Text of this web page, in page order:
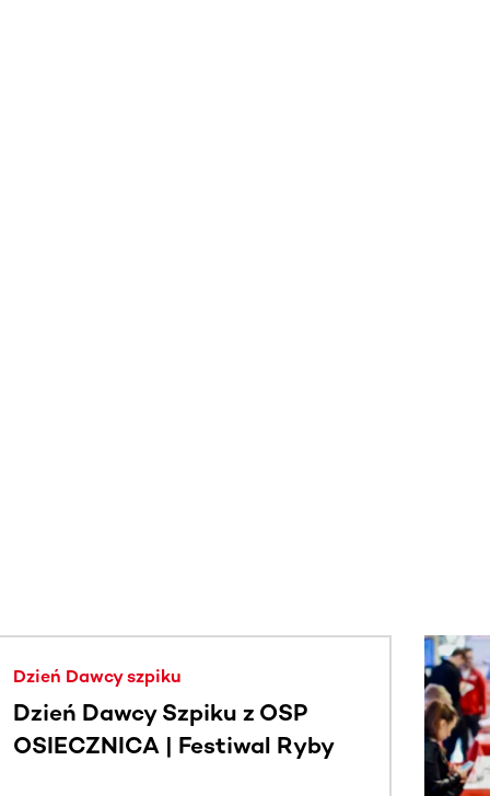
Dzień Dawcy szpiku
Dzień Dawcy Szpiku z OSP
OSIECZNICA | Festiwal Ryby